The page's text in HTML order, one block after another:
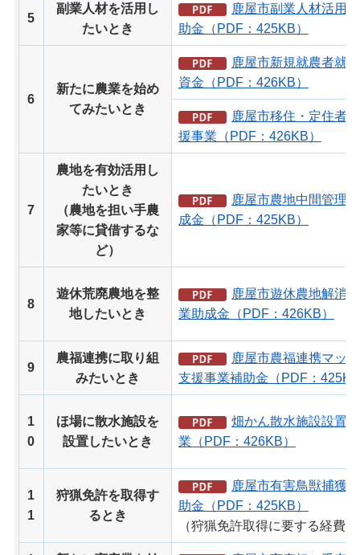
5
副業人材を活用し
たいとき
鹿屋市副業人材活用
助金（PDF：425KB）
6
新たに農業を始め
てみたいとき
鹿屋市新規就農者就
資金（PDF：426KB）
鹿屋市移住・定住者
援事業（PDF：426KB）
7
農地を有効活用し
たいとき
（農地を担い手農
家等に貸借するな
ど）
鹿屋市農地中間管理
成金（PDF：425KB）
8
遊休荒廃農地を整
地したいとき
鹿屋市遊休農地解消
業助成金（PDF：426KB）
9
農福連携に取り組
みたいとき
鹿屋市農福連携マッ
支援事業補助金（PDF：
1
0
ほ場に散水施設を
設置したいとき
畑かん散水施設設置
業（PDF：426KB）
1
1
狩猟免許を取得す
るとき
鹿屋市有害鳥獣捕獲
助金（PDF：425KB）
（狩猟免許取得に要する経費）